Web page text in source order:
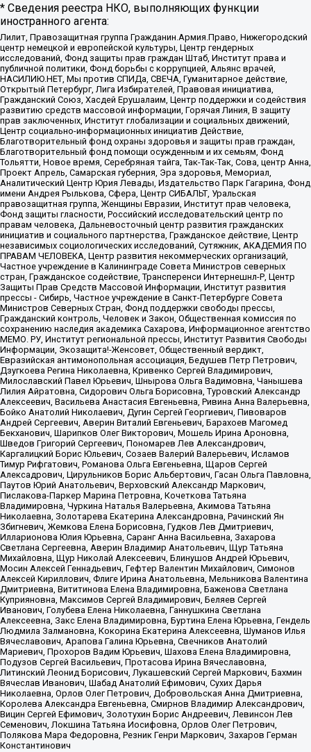
* Сведения реестра НКО, выполняющих функции
иностранного агента:
Лилит, Правозащитная группа Гражданин.Армия.Право, Нижегородский
центр немецкой и европейской культуры, Центр гендерных
исследований, Фонд защиты прав граждан Штаб, Институт права и
публичной политики, Фонд борьбы с коррупцией, Альянс врачей,
НАСИЛИЮ.НЕТ, Мы против СПИДа, СВЕЧА, Гуманитарное действие,
Открытый Петербург, Лига Избирателей, Правовая инициатива,
Гражданский Союз, Хасдей Ерушалаим, Центр поддержки и содействия
развитию средств массовой информации, Горячая Линия, В защиту
прав заключенных, Институт глобализации и социальных движений,
Центр социально-информационных инициатив Действие,
Благотворительный фонд охраны здоровья и защиты прав граждан,
Благотворительный фонд помощи осужденным и их семьям, Фонд
Тольятти, Новое время, Серебряная тайга, Так-Так-Так, Сова, центр Анна,
Проект Апрель, Самарская губерния, Эра здоровья, Мемориал,
Аналитический Центр Юрия Левады, Издательство Парк Гагарина, Фонд
имени Андрея Рылькова, Сфера, Центр СИБАЛЬТ, Уральская
правозащитная группа, Женщины Евразии, Институт прав человека,
Фонд защиты гласности, Российский исследовательский центр по
правам человека, Дальневосточный центр развития гражданских
инициатив и социального партнерства, Гражданское действие, Центр
независимых социологических исследований, Сутяжник, АКАДЕМИЯ ПО
ПРАВАМ ЧЕЛОВЕКА, Центр развития некоммерческих организаций,
Частное учреждение в Калининграде Совета Министров северных
стран, Гражданское содействие, Трансперенси Интернешнл-Р, Центр
Защиты Прав Средств Массовой Информации, Институт развития
прессы - Сибирь, Частное учреждение в Санкт-Петербурге Совета
Министров Северных Стран, Фонд поддержки свободы прессы,
Гражданский контроль, Человек и Закон, Общественная комиссия по
сохранению наследия академика Сахарова, Информационное агентство
МЕМО. РУ, Институт региональной прессы, Институт Развития Свободы
Информации, Экозащита!-Женсовет, Общественный вердикт,
Евразийская антимонопольная ассоциация, Бедушев Петр Петрович,
Дзугкоева Регина Николаевна, Кривенко Сергей Владимирович,
Милославский Павел Юрьевич, Шнырова Ольга Вадимовна, Чанышева
Лилия Айратовна, Сидорович Ольга Борисовна, Туровский Александр
Алексеевич, Васильева Анастасия Евгеньевна, Ривина Анна Валерьевна,
Бойко Анатолий Николаевич, Дугин Сергей Георгиевич, Пивоваров
Андрей Сергеевич, Аверин Виталий Евгеньевич, Барахоев Магомед
Бекханович, Шарипков Олег Викторович, Мошель Ирина Ароновна,
Шведов Григорий Сергеевич, Пономарев Лев Александрович,
Каргалицкий Борис Юльевич, Созаев Валерий Валерьевич, Исламов
Тимур Рифгатович, Романова Ольга Евгеньевна, Щаров Сергей
Алексадрович, Цирульников Борис Альбертович, Гасан Ольга Павловна,
Паутов Юрий Анатольевич, Верховский Александр Маркович,
Пислакова-Паркер Марина Петровна, Кочеткова Татьяна
Владимировна, Чуркина Наталья Валерьевна, Акимова Татьяна
Николаевна, Золотарева Екатерина Александровна, Рачинский Ян
Збигневич, Жемкова Елена Борисовна, Гудков Лев Дмитриевич,
Илларионова Юлия Юрьевна, Саранг Анна Васильевна, Захарова
Светлана Сергеевна, Аверин Владимир Анатольевич, Щур Татьяна
Михайловна, Щур Николай Алексеевич, Блинушов Андрей Юрьевич,
Мосин Алексей Геннадьевич, Гефтер Валентин Михайлович, Симонов
Алексей Кириллович, Флиге Ирина Анатольевна, Мельникова Валентина
Дмитриевна, Вититинова Елена Владимировна, Баженова Светлана
Куприяновна, Максимов Сергей Владимирович, Беляев Сергей
Иванович, Голубева Елена Николаевна, Ганнушкина Светлана
Алексеевна, Закс Елена Владимировна, Буртина Елена Юрьевна, Гендель
Людмила Залмановна, Кокорина Екатерина Алексеевна, Шуманов Илья
Вячеславович, Арапова Галина Юрьевна, Свечников Анатолий
Мариевич, Прохоров Вадим Юрьевич, Шахова Елена Владимировна,
Подузов Сергей Васильевич, Протасова Ирина Вячеславовна,
Литинский Леонид Борисович, Лукашевский Сергей Маркович, Бахмин
Вячеслав Иванович, Шабад Анатолий Ефимович, Сухих Дарья
Николаевна, Орлов Олег Петрович, Добровольская Анна Дмитриевна,
Королева Александра Евгеньевна, Смирнов Владимир Александрович,
Вицин Сергей Ефимович, Золотухин Борис Андреевич, Левинсон Лев
Семенович, Локшина Татьяна Иосифовна, Орлов Олег Петрович,
Полякова Мара Федоровна, Резник Генри Маркович, Захаров Герман
Константинович